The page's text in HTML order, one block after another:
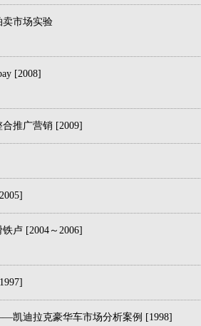
市场实验
[2008]
推广营销 [2009]
卢 [2004～2006]
凯迪拉克豪华车市场分析案例 [1998]